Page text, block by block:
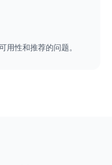
用性和推荐的问题。